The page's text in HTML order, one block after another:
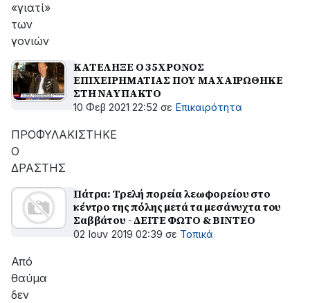
«γιατί»
των
γονιών
ΚΑΤΕΛΗΞΕ Ο 35ΧΡΟΝΟΣ
ΕΠΙΧΕΙΡΗΜΑΤΙΑΣ ΠΟΥ ΜΑΧΑΙΡΩΘΗΚΕ
ΣΤΗ ΝΑΥΠΑΚΤΟ
10 Φεβ 2021 22:52 σε Επικαιρότητα
ΠΡΟΦΥΛΑΚΙΣΤΗΚΕ
Ο
ΔΡΑΣΤΗΣ
Πάτρα: Τρελή πορεία λεωφορείου στο
κέντρο της πόλης μετά τα μεσάνυχτα του
Σαββάτου - ΔΕΙΤΕ ΦΩΤΟ & ΒΙΝΤΕΟ
02 Ιουν 2019 02:39 σε Τοπικά
Από
θαύμα
δεν